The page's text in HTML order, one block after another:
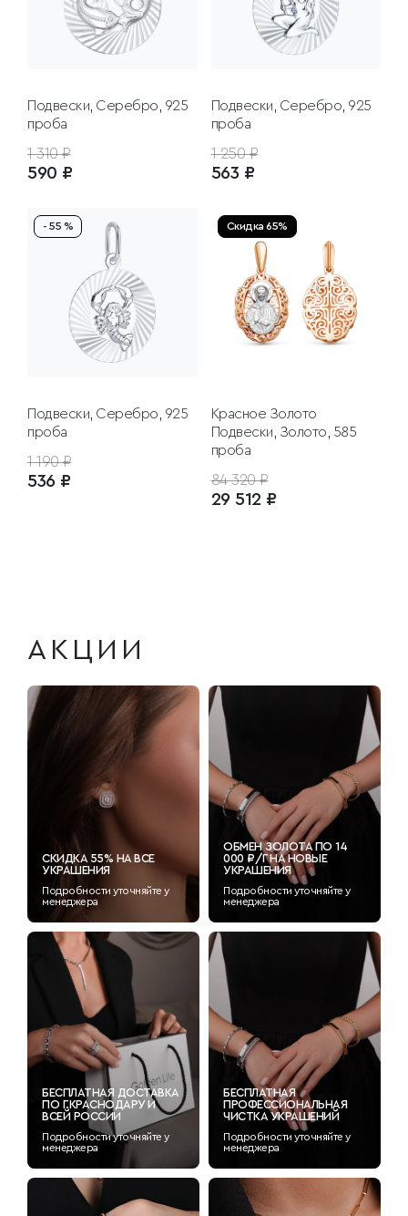
Подвески, Серебро, 925
проба
1 310 ₽
590 ₽
Подвески, Серебро, 925
проба
1 250 ₽
563 ₽
- 55 %
Подвески, Серебро, 925
проба
1 190 ₽
536 ₽
Скидка 65%
Красное Золото
Подвески, Золото, 585
проба
84 320 ₽
29 512 ₽
АКЦИИ
СКИДКА 55% НА ВСЕ
УКРАШЕНИЯ
Подробности уточняйте у
менеджера
ОБМЕН ЗОЛОТА ПО 14
000 ₽/Г НА НОВЫЕ
УКРАШЕНИЯ
Подробности уточняйте у
менеджера
БЕСПЛАТНАЯ ДОСТАВКА
ПО Г.КРАСНОДАРУ И
ВСЕЙ РОССИИ
Подробности уточняйте у
менеджера
БЕСПЛАТНАЯ
ПРОФЕССИОНАЛЬНАЯ
ЧИСТКА УКРАШЕНИЙ
Подробности уточняйте у
менеджера